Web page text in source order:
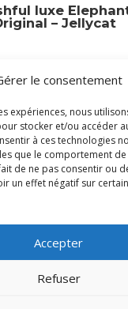
le consentement
expériences, nous
stocker et/ou accéder
à ces technologies
que le comportement de
de ne pas consentir ou
un effet négatif sur
Accepter
Refuser
luxe
– Jellycat